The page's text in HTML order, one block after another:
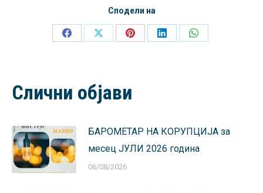
Сподели на
Share
Share
Share
Share
Share
Слични објави
БАРОМЕТАР НА КОРУПЦИЈА за
месец ЈУЛИ 2026 година
06/08/2026